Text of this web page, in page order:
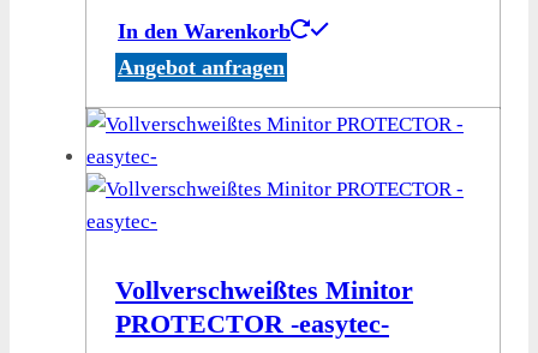
In den Warenkorb
Angebot anfragen
Vollverschweißtes Minitor
PROTECTOR -easytec-